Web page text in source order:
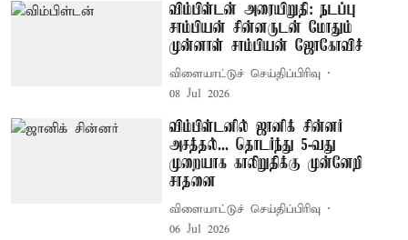
விம்பிள்டன் அரையிறுதி: நடப்பு
சாம்பியன் சின்னருடன் மோதும்
முன்னாள் சாம்பியன் ஜோகோவிச்
விளையாட்டுச் செய்திப்பிரிவு
08 Jul 2026
விம்பிள்டனில் ஜானிக் சின்னர்
அசத்தல்... தொடர்ந்து 5-வது
முறையாக காலிறுதிக்கு முன்னேறி
சாதனை
விளையாட்டுச் செய்திப்பிரிவு
06 Jul 2026